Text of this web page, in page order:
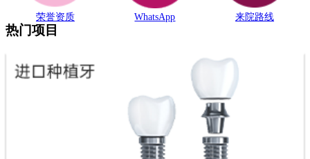
荣誉资质 WhatsApp 来院路线
热门项目